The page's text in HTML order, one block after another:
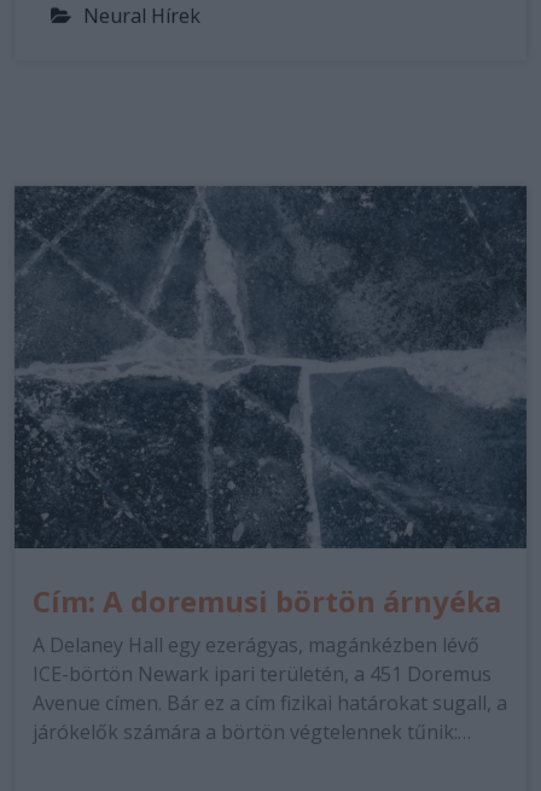
Neural Hírek
Cím: A doremusi börtön árnyéka
A Delaney Hall egy ezerágyas, magánkézben lévő
ICE-börtön Newark ipari területén, a 451 Doremus
Avenue címen. Bár ez a cím fizikai határokat sugall, a
járókelők számára a börtön végtelennek tűnik:…